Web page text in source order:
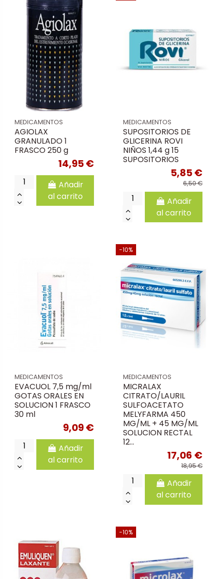
MEDICAMENTOS
AGIOLAX
GRANULADO 1
FRASCO 250 g
14,95 €
Añadir
al carrito
MEDICAMENTOS
SUPOSITORIOS DE
GLICERINA ROVI
NIÑOS 1,44 g 15
SUPOSITORIOS
5,85 €
6,50 €
Añadir
al carrito
MEDICAMENTOS
EVACUOL 7,5 mg/ml
GOTAS ORALES EN
SOLUCION 1 FRASCO
30 ml
9,09 €
Añadir
al carrito
-10%
MEDICAMENTOS
MICRALAX
CITRATO/LAURIL
SULFOACETATO
MELYFARMA 450
MG/ML + 45 MG/ML
SOLUCION RECTAL
12...
17,06 €
18,95 €
Añadir
al carrito
-10%